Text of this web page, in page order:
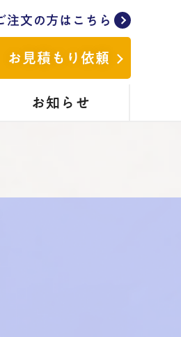
注文の方はこちら
お見積もり依頼
お知らせ